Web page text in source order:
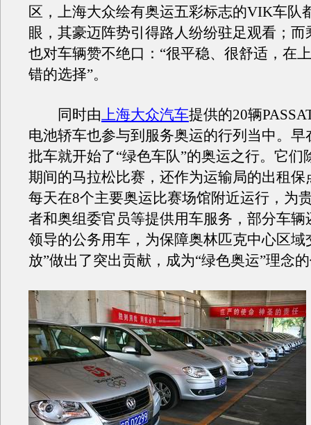
区，上海大众绘有奥运五彩标志的VIK车队
眼，其豪迈阵势引得路人纷纷驻足观看；而
也对车辆赞不绝口：“很平稳、很舒适，在
错的选择”。
同时由上海大众汽车提供的20辆
电池轿车也参与到服务奥运的行列当中。早
批车就开始了“绿色车队”的奥运之行。它们
期间的马拉松比赛，还作为运输局的出租保
每天在8个主要奥运比赛场馆附近运行，为
者和奥组委官员等提供用车服务，部分车辆
领导的公务用车，为保障奥林匹克中心区域
放”做出了突出贡献，成为“绿色奥运”理念